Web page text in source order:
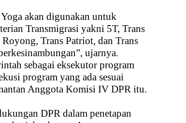
akan digunakan untuk
Transmigrasi yakni 5T, Trans
Trans Patriot, dan Trans
ujarnya.
sebagai eksekutor program
program yang ada sesuai
Anggota Komisi IV DPR itu.
DPR dalam penetapan